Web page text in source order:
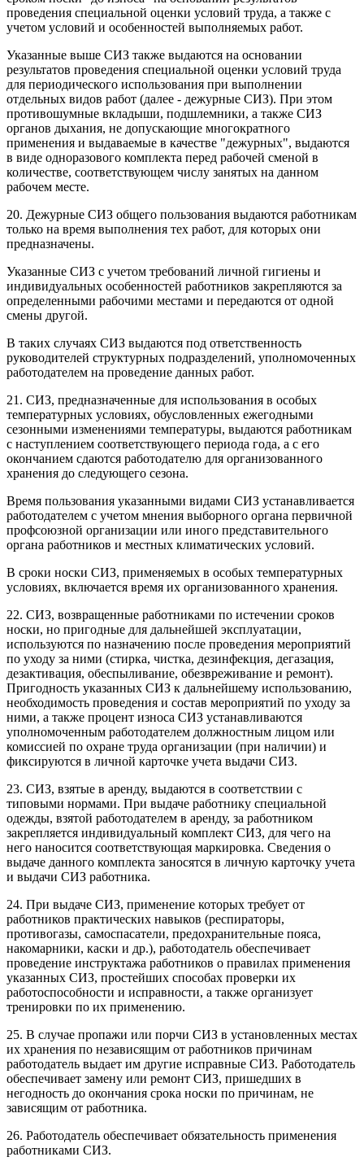
проведения специальной оценки условий труда, а также с
учетом условий и особенностей выполняемых работ.
Указанные выше СИЗ также выдаются на основании
результатов проведения специальной оценки условий труда
для периодического использования при выполнении
отдельных видов работ (далее - дежурные СИЗ). При этом
противошумные вкладыши, подшлемники, а также СИЗ
органов дыхания, не допускающие многократного
применения и выдаваемые в качестве "дежурных", выдаются
в виде одноразового комплекта перед рабочей сменой в
количестве, соответствующем числу занятых на данном
рабочем месте.
20. Дежурные СИЗ общего пользования выдаются работникам
только на время выполнения тех работ, для которых они
предназначены.
Указанные СИЗ с учетом требований личной гигиены и
индивидуальных особенностей работников закрепляются за
определенными рабочими местами и передаются от одной
смены другой.
В таких случаях СИЗ выдаются под ответственность
руководителей структурных подразделений, уполномоченных
работодателем на проведение данных работ.
21. СИЗ, предназначенные для использования в особых
температурных условиях, обусловленных ежегодными
сезонными изменениями температуры, выдаются работникам
с наступлением соответствующего периода года, а с его
окончанием сдаются работодателю для организованного
хранения до следующего сезона.
Время пользования указанными видами СИЗ устанавливается
работодателем с учетом мнения выборного органа первичной
профсоюзной организации или иного представительного
органа работников и местных климатических условий.
В сроки носки СИЗ, применяемых в особых температурных
условиях, включается время их организованного хранения.
22. СИЗ, возвращенные работниками по истечении сроков
носки, но пригодные для дальнейшей эксплуатации,
используются по назначению после проведения мероприятий
по уходу за ними (стирка, чистка, дезинфекция, дегазация,
дезактивация, обеспыливание, обезвреживание и ремонт).
Пригодность указанных СИЗ к дальнейшему использованию,
необходимость проведения и состав мероприятий по уходу за
ними, а также процент износа СИЗ устанавливаются
уполномоченным работодателем должностным лицом или
комиссией по охране труда организации (при наличии) и
фиксируются в личной карточке учета выдачи СИЗ.
23. СИЗ, взятые в аренду, выдаются в соответствии с
типовыми нормами. При выдаче работнику специальной
одежды, взятой работодателем в аренду, за работником
закрепляется индивидуальный комплект СИЗ, для чего на
него наносится соответствующая маркировка. Сведения о
выдаче данного комплекта заносятся в личную карточку учета
и выдачи СИЗ работника.
24. При выдаче СИЗ, применение которых требует от
работников практических навыков (респираторы,
противогазы, самоспасатели, предохранительные пояса,
накомарники, каски и др.), работодатель обеспечивает
проведение инструктажа работников о правилах применения
указанных СИЗ, простейших способах проверки их
работоспособности и исправности, а также организует
тренировки по их применению.
25. В случае пропажи или порчи СИЗ в установленных местах
их хранения по независящим от работников причинам
работодатель выдает им другие исправные СИЗ. Работодатель
обеспечивает замену или ремонт СИЗ, пришедших в
негодность до окончания срока носки по причинам, не
зависящим от работника.
26. Работодатель обеспечивает обязательность применения
работниками СИЗ.